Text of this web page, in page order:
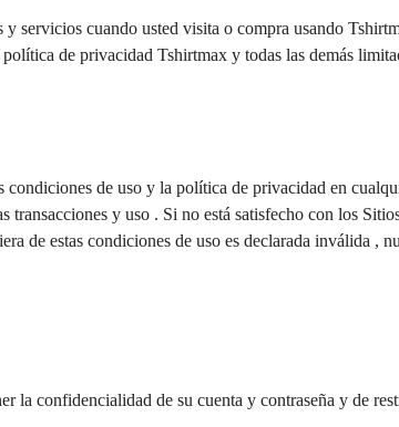
servicios cuando usted visita o compra usando
de privacidad Tshirtmax y todas las demás
condiciones de uso y la política de privacidad en
y uso . Si no está satisfecho con los
de estas condiciones de uso es declarada inválida ,
la confidencialidad de su cuenta y contraseña y de